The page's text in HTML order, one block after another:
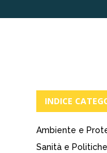
INDICE
Ambiente e
Sanità e